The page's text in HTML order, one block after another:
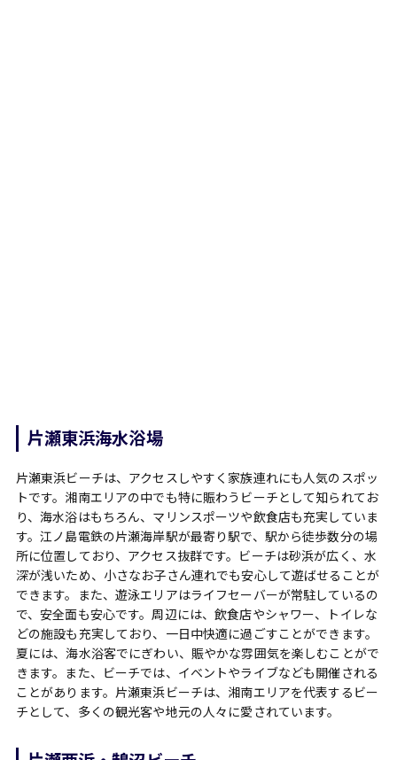
片瀬東浜海水浴場
片瀬東浜ビーチは、アクセスしやすく家族連れにも人気のスポッ
トです。湘南エリアの中でも特に賑わうビーチとして知られてお
り、海水浴はもちろん、マリンスポーツや飲食店も充実していま
す。江ノ島電鉄の片瀬海岸駅が最寄り駅で、駅から徒歩数分の場
所に位置しており、アクセス抜群です。ビーチは砂浜が広く、水
深が浅いため、小さなお子さん連れでも安心して遊ばせることが
できます。また、遊泳エリアはライフセーバーが常駐しているの
で、安全面も安心です。周辺には、飲食店やシャワー、トイレな
どの施設も充実しており、一日中快適に過ごすことができます。
夏には、海水浴客でにぎわい、賑やかな雰囲気を楽しむことがで
きます。また、ビーチでは、イベントやライブなども開催される
ことがあります。片瀬東浜ビーチは、湘南エリアを代表するビー
チとして、多くの観光客や地元の人々に愛されています。